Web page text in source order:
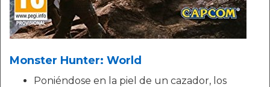
Monster Hunter: World
Poniéndose en la piel de un cazador, los